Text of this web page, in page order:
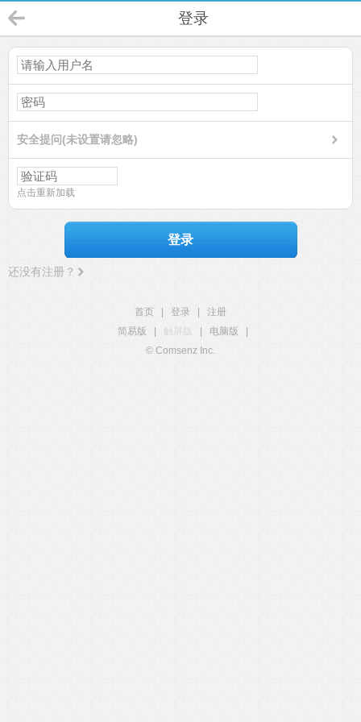
登录
安全提问(未设置请忽略)
点击重新加载
登录
还没有注册？
首页 登录
注册
简易版
触屏版 电脑版
© Comsenz Inc.